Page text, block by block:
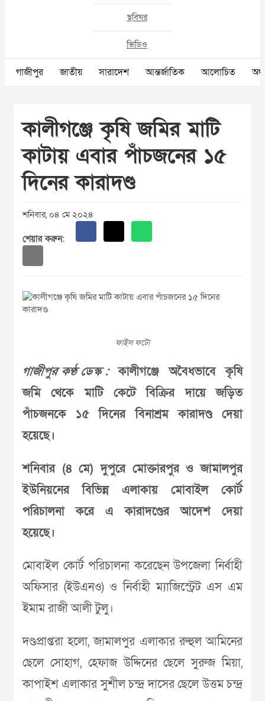
ছবিঘর
ভিডিও
গাজীপুর জাতীয় সারাদেশ আন্তর্জাতিক আলোচিত
কালীগঞ্জে কৃষি জমির মাটি
কাটায় এবার পাঁচজনের ১৫
দিনের কারাদণ্ড
শনিবার, ০৪ মে ২০২৪
শেয়ার করুন:
ফাইল ফটো
গাজীপুর কণ্ঠ ডেস্ক :কালীগঞ্জে অবৈধভাবে কৃষি
জমি থেকে মাটি কেটে বিক্রির দায়ে জড়িত
পাঁচজনকে ১৫ দিনের বিনাশ্রম কারাদণ্ড দেয়া
হয়েছে।
শনিবার (৪ মে) দুপুরে মোক্তারপুর ও জামালপুর
ইউনিয়নের বিভিন্ন এলাকায় মোবাইল কোর্ট
পরিচালনা করে এ কারাদণ্ডের আদেশ দেয়া
হয়েছে।
মোবাইল কোর্ট পরিচালনা করেছেন উপজেলা নির্বাহী
অফিসার (ইউএনও) ও নির্বাহী ম্যাজিস্ট্রেট এস এম
ইমাম রাজী আলী টুলু।
দণ্ডপ্রাপ্তরা হলো, জামালপুর এলাকার রুহুল আমিনের
ছেলে সোহাগ, হেফাজ উদ্দিনের ছেলে সুরুজ মিয়া,
কাপাইশ এলাকার সুশীল চন্দ্র দাসের ছেলে উত্তম চন্দ্র